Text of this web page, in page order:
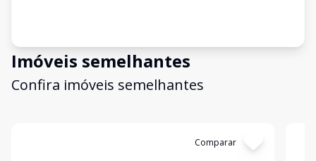
Imóveis semelhantes
Confira imóveis semelhantes
Comparar